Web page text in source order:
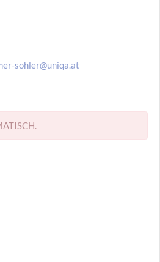
sohler@uniqa.at